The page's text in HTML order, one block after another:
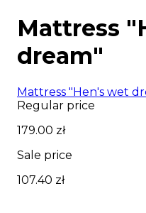
Mattress
dream"
Mattress "Hen's wet
Regular price
179.00 zł
Sale price
107.40 zł